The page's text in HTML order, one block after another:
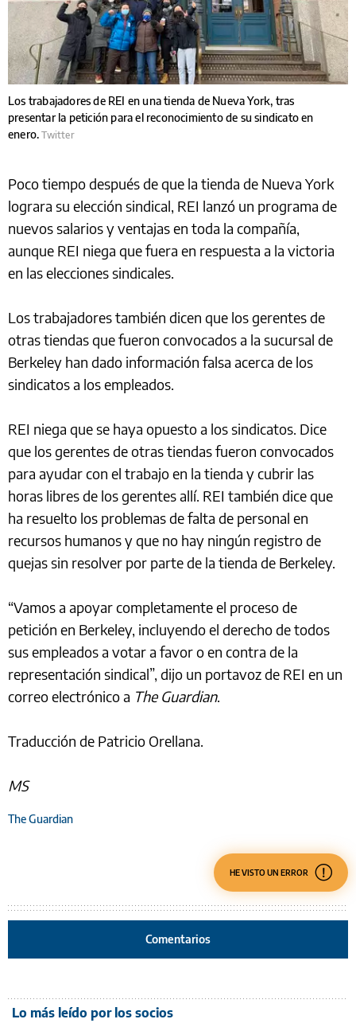
Los trabajadores de REI en una tienda de Nueva York, tras
presentar la petición para el reconocimiento de su sindicato en
enero.Twitter
Poco tiempo después de que la tienda de Nueva York
lograra su elección sindical, REI lanzó un programa de
nuevos salarios y ventajas en toda la compañía,
aunque REI niega que fuera en respuesta a la victoria
en las elecciones sindicales.
Los trabajadores también dicen que los gerentes de
otras tiendas que fueron convocados a la sucursal de
Berkeley han dado información falsa acerca de los
sindicatos a los empleados.
REI niega que se haya opuesto a los sindicatos. Dice
que los gerentes de otras tiendas fueron convocados
para ayudar con el trabajo en la tienda y cubrir las
horas libres de los gerentes allí. REI también dice que
ha resuelto los problemas de falta de personal en
recursos humanos y que no hay ningún registro de
quejas sin resolver por parte de la tienda de Berkeley.
“Vamos a apoyar completamente el proceso de
petición en Berkeley, incluyendo el derecho de todos
sus empleados a votar a favor o en contra de la
representación sindical”, dijo un portavoz de REI en un
correo electrónico a The Guardian.
Traducción de Patricio Orellana.
MS
The Guardian
HE VISTO UN ERROR
Comentarios
Lo más leído por los socios